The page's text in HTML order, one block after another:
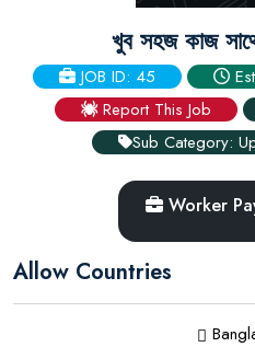
খুব সহজ কাজ
JOB ID: 45
Report This Job
Sub Category:
Worker
Allow Countries